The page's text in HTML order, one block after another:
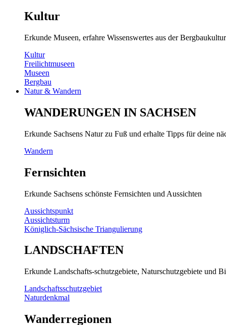
Kultur
Erkunde Museen, erfahre Wissenswertes aus der
Kultur
Freilichtmuseen
Museen
Bergbau
Natur & Wandern
WANDERUNGEN IN SACHSEN
Erkunde Sachsens Natur zu Fuß und erhalte Tipps für deine
Wandern
Fernsichten
Erkunde Sachsens schönste Fernsichten und Aussichten
Aussichtspunkt
Aussichtsturm
Königlich-Sächsische Triangulierung
LANDSCHAFTEN
Erkunde Landschafts-schutzgebiete, Naturschutzgebiete und
Landschaftsschutzgebiet
Naturdenkmal
Wanderregionen